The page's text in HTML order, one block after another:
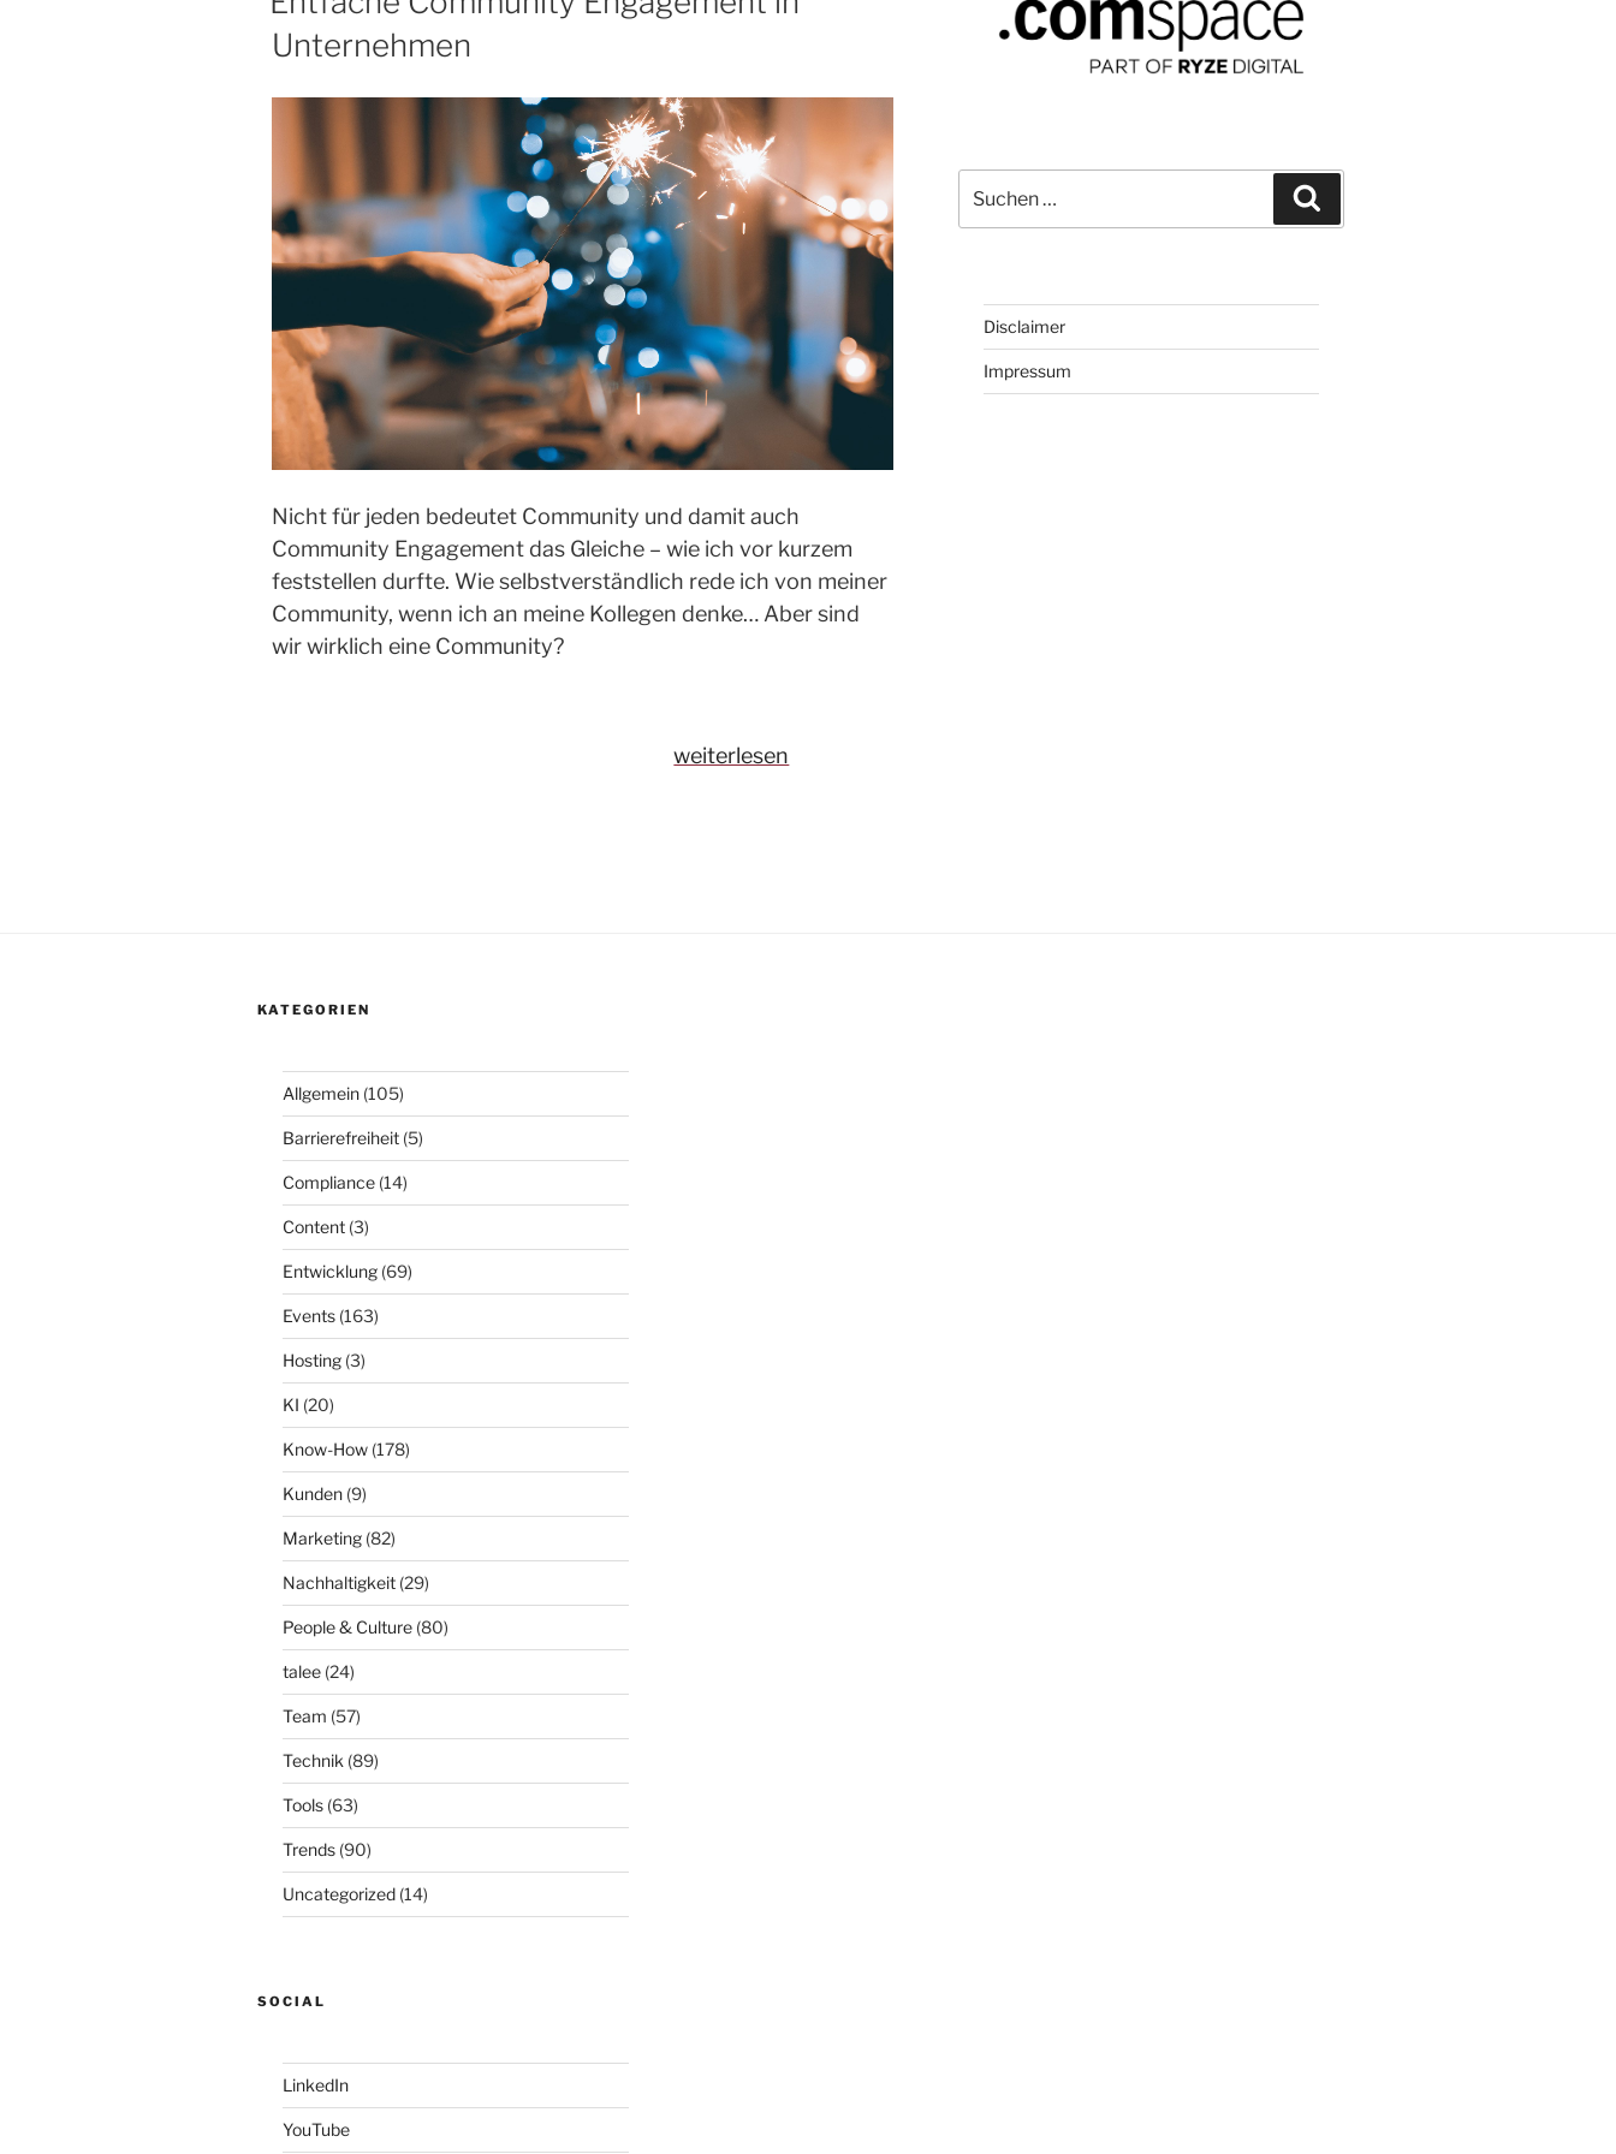
Unternehmen
Nicht für jeden bedeutet Community und damit auch
Community Engagement das Gleiche – wie ich vor kurzem
feststellen durfte. Wie selbstverständlich rede ich von meiner
Community, wenn ich an meine Kollegen denke… Aber sind
wir wirklich eine Community?
„Entfache
weiterlesen
nach:
Disclaimer
Impressum
KATEGORIEN
Allgemein (105)
Barrierefreiheit (5)
Compliance (14)
Content (3)
Entwicklung (69)
Events (163)
Hosting (3)
KI (20)
Know-How (178)
Kunden (9)
Marketing (82)
Nachhaltigkeit (29)
People & Culture (80)
talee (24)
Team (57)
Technik (89)
Tools (63)
Trends (90)
Uncategorized (14)
SOCIAL
LinkedIn
YouTube